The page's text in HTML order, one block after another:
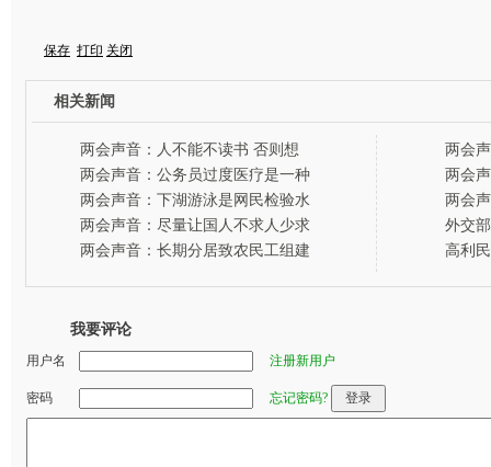
保存 打印 关闭
相关新闻
两会声音：人不能不读书 否则想
的都是钱-百姓网事
两会声音：公务员过度医疗是一种
腐败-百姓网事
两会声音：下湖游泳是网民检验水
质的标准-百姓网事
两会声音：尽量让国人不求人少求
人-百姓网事
两会声音：长期分居致农民工组建
两会
节-百
两会
虑-百
两会
娘家
外交
是弱
高利
我要评论
用户名 注册新用户
密码 忘记密码?